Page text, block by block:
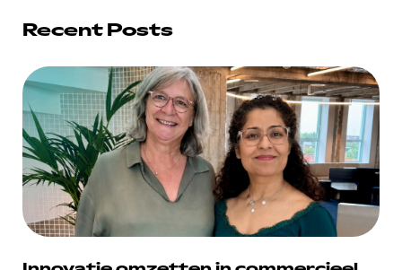
Recent Posts